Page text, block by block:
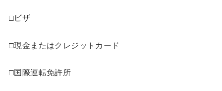
□ビザ
□現金またはクレジットカード
□国際運転免許所